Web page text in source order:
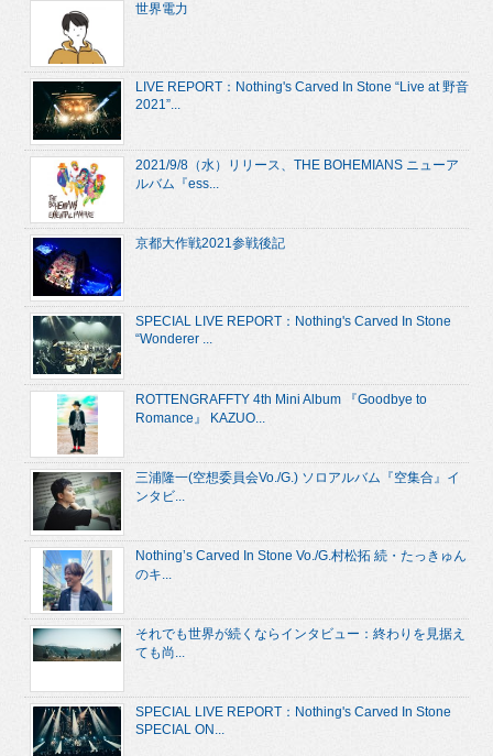
世界電力
LIVE REPORT：Nothing's Carved In Stone “Live at 野音
2021”...
2021/9/8（水）リリース、THE BOHEMIANS ニューア
ルバム『ess...
京都大作戦2021参戦後記
SPECIAL LIVE REPORT：Nothing's Carved In Stone
“Wonderer ...
ROTTENGRAFFTY 4th Mini Album 『Goodbye to
Romance』 KAZUO...
三浦隆一(空想委員会Vo./G.) ソロアルバム『空集合』イ
ンタビ...
Nothing’s Carved In Stone Vo./G.村松拓 続・たっきゅん
のキ...
それでも世界が続くならインタビュー：終わりを見据え
ても尚...
SPECIAL LIVE REPORT：Nothing's Carved In Stone
SPECIAL ON...